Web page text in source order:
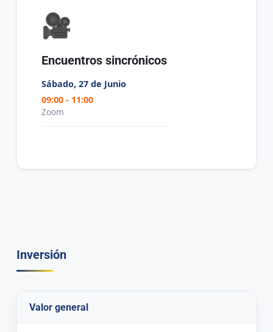
🎥
Encuentros sincrónicos
Sábado, 27 de Junio
09:00 - 11:00
Zoom
Inversión
Valor general